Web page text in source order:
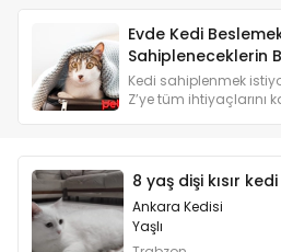
Evde Kedi
Sahipleneceklerin
Gerekenler
Kedi sahiplenmek
Z’ye tüm ihtiyaçlarını
8 yaş dişi kısır kedi
Ankara Kedisi
Yaşlı